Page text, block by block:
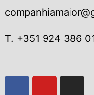
T. +351 924 386